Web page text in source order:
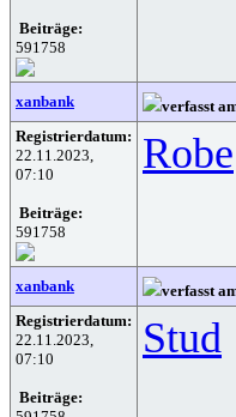
Beiträge:
591758
xanbank verfasst
Registrierdatum:
22.11.2023,
07:10
Beiträge:
591758
Robe
xanbank verfasst
Registrierdatum:
22.11.2023,
07:10
Beiträge:
Stud